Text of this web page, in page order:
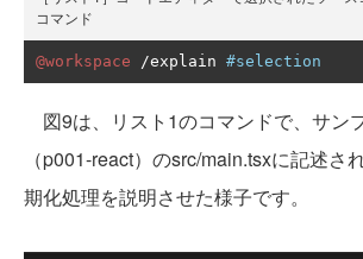
コマンド
@workspace /explain #selection
図9は、リスト1のコマンドで、サン
（p001-react）のsrc/main.tsxに記述さ
期化処理を説明させた様子です。